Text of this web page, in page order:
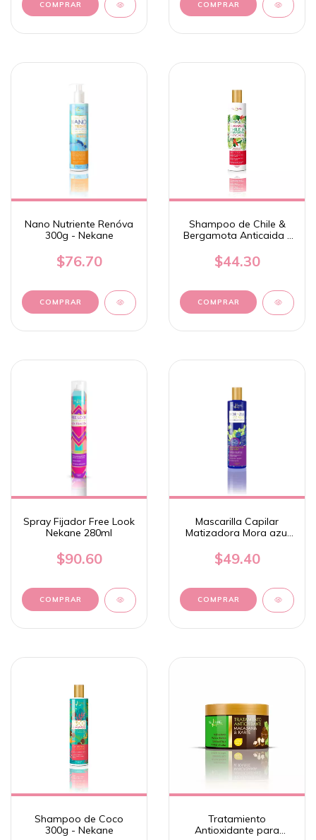
COMPRAR
Nano Nutriente Renóva
300g - Nekane
$76.70
Shampoo de Chile &
Bergamota Anticaida -
$44.30
COMPRAR
Spray Fijador Free Look
Nekane 280ml
$90.60
Mascarilla Capilar
Matizadora Mora azul
$49.40
Shampoo de Coco
300g - Nekane
Tratamiento
Antioxidante para